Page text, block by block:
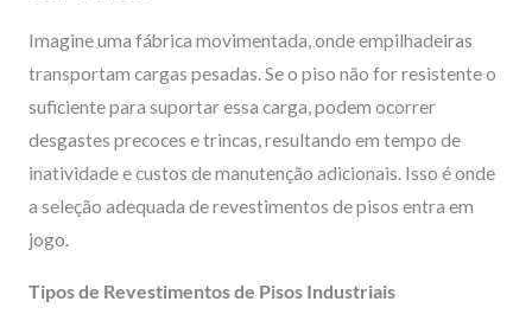
Imagine uma fábrica movimentada, onde empilhadeiras
transportam cargas pesadas. Se o piso não for resistente o
suficiente para suportar essa carga, podem ocorrer
desgastes precoces e trincas, resultando em tempo de
inatividade e custos de manutenção adicionais. Isso é onde
a seleção adequada de revestimentos de pisos entra em
jogo.
Tipos de Revestimentos de Pisos Industriais